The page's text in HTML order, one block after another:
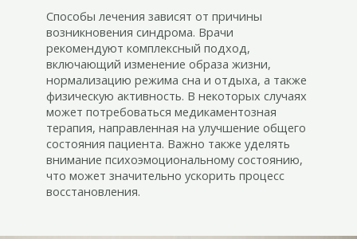
Способы лечения зависят от причины
возникновения синдрома. Врачи
рекомендуют комплексный подход,
включающий изменение образа жизни,
нормализацию режима сна и отдыха, а также
физическую активность. В некоторых случаях
может потребоваться медикаментозная
терапия, направленная на улучшение общего
состояния пациента. Важно также уделять
внимание психоэмоциональному состоянию,
что может значительно ускорить процесс
восстановления.